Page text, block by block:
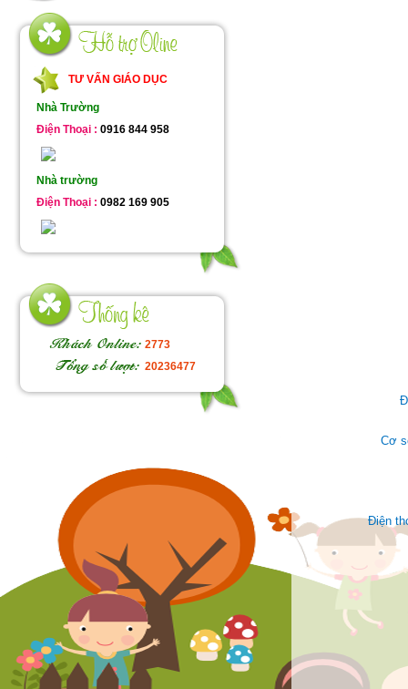
TƯ VẤN GIÁO DỤC
Nhà Trường
Điện Thoại : 0916 844 958
Nhà trường
Điện Thoại : 0982 169 905
2773
20236477
Cơ
Điện